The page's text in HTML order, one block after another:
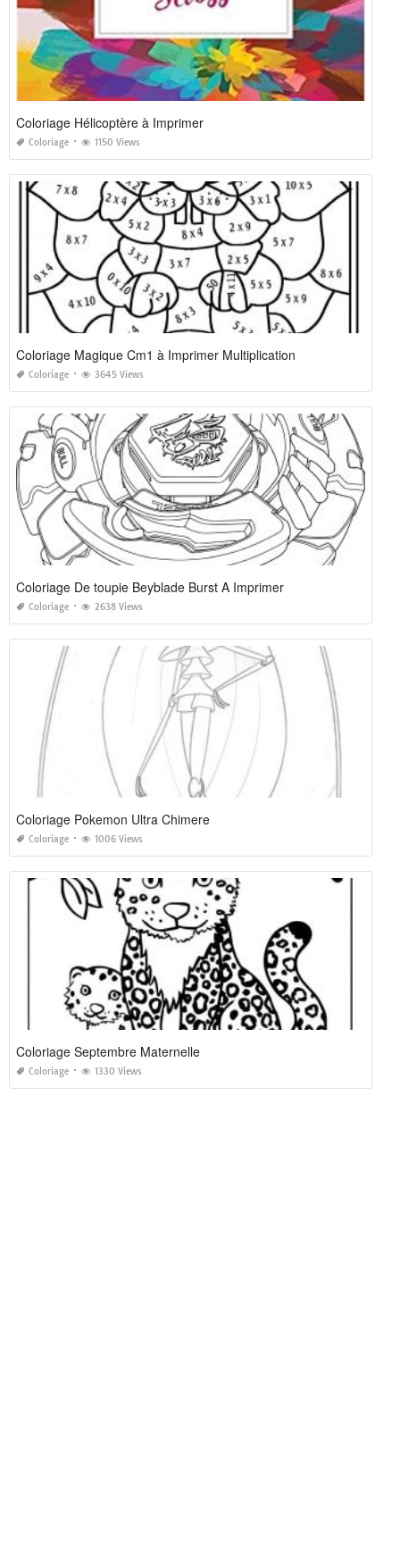
Coloriage Hélicoptère à Imprimer
Coloriage 1150 Views
Coloriage Magique Cm1 à Imprimer Multiplication
Coloriage 3645 Views
Coloriage De toupie Beyblade Burst A Imprimer
Coloriage 2638 Views
Coloriage Pokemon Ultra Chimere
Coloriage 1006 Views
Coloriage Septembre Maternelle
Coloriage 1330 Views